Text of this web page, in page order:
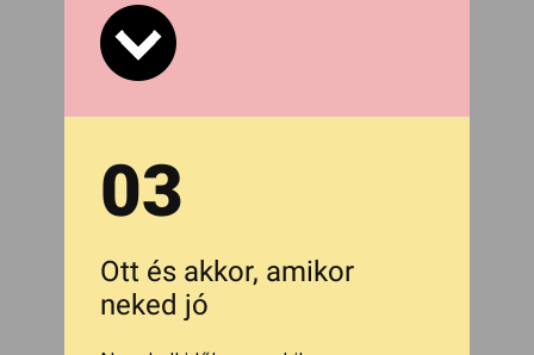
03
Ott és akkor, amikor
neked jó